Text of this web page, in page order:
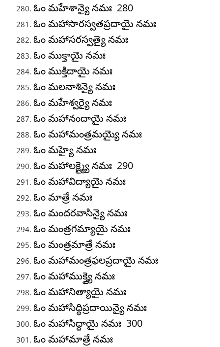
ఓం మహేశాన్యై నమః 280
ఓం మహాసారస్వతప్రదాయై నమః
ఓం మహాసరస్వత్యై నమః
ఓం ముక్తాయై నమః
ఓం ముక్తిదాయై నమః
ఓం మలనాశిన్యై నమః
ఓం మహేశ్వర్యై నమః
ఓం మహానందాయై నమః
ఓం మహామంత్రమయ్యై నమః
ఓం మహ్యై నమః
ఓం మహాలక్ష్మ్యై నమః 290
ఓం మహావిద్యాయై నమః
ఓం మాత్రే నమః
ఓం మందరవాసిన్యై నమః
ఓం మంత్రగమ్యాయై నమః
ఓం మంత్రమాత్రే నమః
ఓం మహామంత్రఫలప్రదాయై నమః
ఓం మహాముక్త్యై నమః
ఓం మహానిత్యాయై నమః
ఓం మహాసిద్ధిప్రదాయిన్యై నమః
ఓం మహాసిద్ధాయై నమః 300
ఓం మహామాత్రే నమః